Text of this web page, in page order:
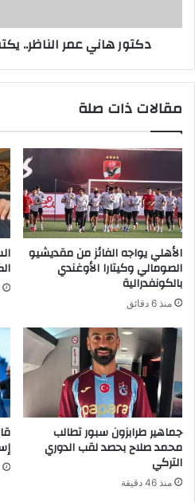
دكتور هاني عمر الناظر..
مقالات ذات صلة
الأهلي يواجه الفائز من مقديشيو
الصومالي وكيتارا الأوغندي
بالكونفدرالية
منذ 6 دقائق
جماهير طرابزون سبور تطالب
محمد صلاح بحصد لقب الدوري
التركي
منذ 46 دقيقة